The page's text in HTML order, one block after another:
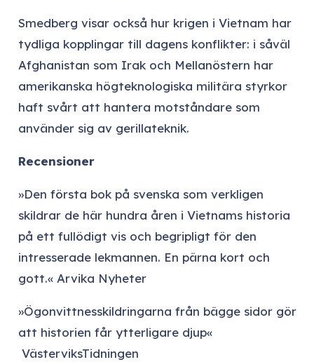
Smedberg visar också hur krigen i Vietnam har
tydliga kopplingar till dagens konflikter: i såväl
Afghanistan som Irak och Mellanöstern har
amerikanska högteknologiska militära styrkor
haft svårt att hantera motståndare som
använder sig av gerillateknik.
Recensioner
»Den första bok på svenska som verkligen
skildrar de här hundra åren i Vietnams historia
på ett fullödigt vis och begripligt för den
intresserade lekmannen. En pärna kort och
gott.« Arvika Nyheter
»Ögonvittnesskildringarna från bägge sidor gör
att historien får ytterligare djup«
VästerviksTidningen